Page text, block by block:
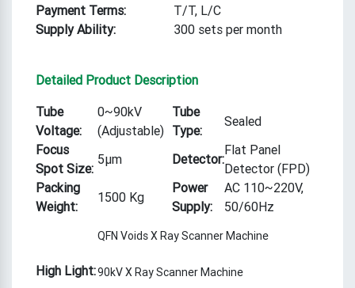
Payment Terms:
T/T, L/C
Supply Ability:
300 sets per month
Detailed Product Description
Tube
Voltage:
0~90kV
(Adjustable)
Tube
Type:
Sealed
Focus
Spot Size:
5μm Detector:
Flat Panel
Detector (FPD)
Packing
Weight:
1500 Kg
Power
Supply:
AC 110~220V,
50/60Hz
High Light:
QFN Voids X Ray Scanner Machine
90kV X Ray Scanner Machine